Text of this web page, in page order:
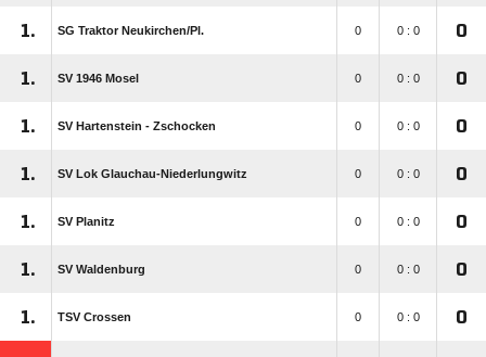
1. SG Traktor Neukirchen/​Pl. 0 0 : 0 0
1. SV 1946 Mosel 0 0 : 0 0
1. SV Hartenstein - Zschocken 0 0 : 0 0
1. SV Lok Glauchau-Niederlungwitz 0 0 : 0 0
1. SV Planitz 0 0 : 0 0
1. SV Waldenburg 0 0 : 0 0
1. TSV Crossen 0 0 : 0 0